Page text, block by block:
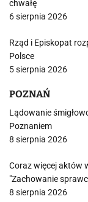
chwałę
6 sierpnia 2026
Rząd i Episkopat
Polsce
5 sierpnia 2026
POZNAŃ
Lądowanie
Poznaniem
8 sierpnia 2026
Coraz więcej aktów
"Zachowanie
8 sierpnia 2026